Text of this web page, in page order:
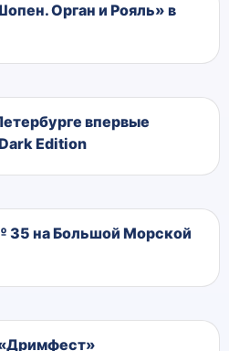
Орган и Рояль» в
впервые
Edition
35 на Большой Морской